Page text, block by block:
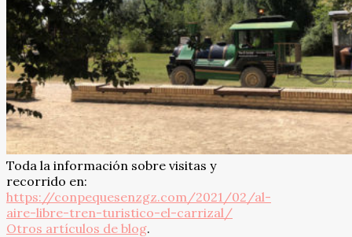
Toda la información sobre visitas y
recorrido en:
https://conpequesenzgz.com/2021/02/al-
aire-libre-tren-turistico-el-carrizal/
Otros artículos de blog.